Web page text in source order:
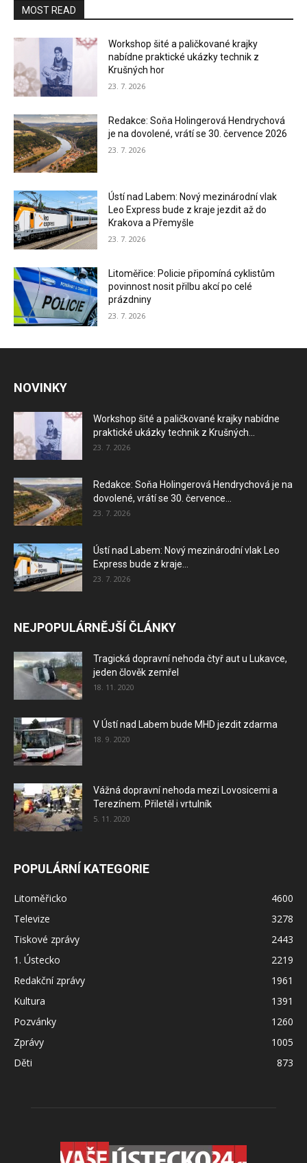
MOST READ
Workshop šité a paličkované krajky
nabídne praktické ukázky technik z
Krušných hor
23. 7. 2026
Redakce: Soňa Holingerová Hendrychová
je na dovolené, vrátí se 30. července 2026
23. 7. 2026
Ústí nad Labem: Nový mezinárodní vlak
Leo Express bude z kraje jezdit až do
Krakova a Přemyšle
23. 7. 2026
Litoměřice: Policie připomíná cyklistům
povinnost nosit přilbu akcí po celé
prázdniny
23. 7. 2026
NOVINKY
Workshop šité a paličkované krajky nabídne
praktické ukázky technik z Krušných...
23. 7. 2026
Redakce: Soňa Holingerová Hendrychová je na
dovolené, vrátí se 30. července...
23. 7. 2026
Ústí nad Labem: Nový mezinárodní vlak Leo
Express bude z kraje...
23. 7. 2026
NEJPOPULÁRNĚJŠÍ ČLÁNKY
Tragická dopravní nehoda čtyř aut u Lukavce,
jeden člověk zemřel
18. 11. 2020
V Ústí nad Labem bude MHD jezdit zdarma
18. 9. 2020
Vážná dopravní nehoda mezi Lovosicemi a
Terezínem. Přiletěl i vrtulník
5. 11. 2020
POPULÁRNÍ KATEGORIE
Litoměřicko
4600
Televize
3278
Tiskové zprávy
2443
1. Ústecko
2219
Redakční zprávy
1961
Kultura
1391
Pozvánky
1260
Zprávy
1005
Děti
873